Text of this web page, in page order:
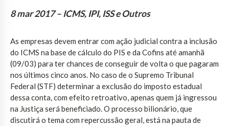
8 mar 2017 – ICMS, IPI, ISS e Outros
As empresas devem entrar com ação judicial contra a inclusão
do ICMS na base de cálculo do PIS e da Cofins até amanhã
(09/03) para ter chances de conseguir de volta o que pagaram
nos últimos cinco anos. No caso de o Supremo Tribunal
Federal (STF) determinar a exclusão do imposto estadual
dessa conta, com efeito retroativo, apenas quem já ingressou
na Justiça será beneficiado. O processo bilionário, que
discutirá o tema com repercussão geral, está na pauta de